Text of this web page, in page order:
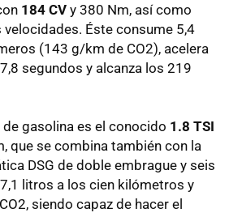
184 CV y 380 Nm, así como
velocidades. Éste consume 5,4
(143 g/km de CO2), acelera
segundos y alcanza los 219
gasolina es el conocido 1.8 TSI
que se combina también con la
DSG de doble embrague y seis
litros a los cien kilómetros y
siendo capaz de hacer el